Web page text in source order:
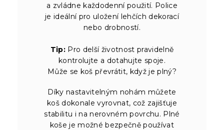
a zvládne každodenní použití. Police
je ideální pro uložení lehčích dekorací
nebo drobností.
Tip: Pro delší životnost pravidelně
kontrolujte a dotahujte spoje.
Může se koš převrátit, když je plný?
Díky nastavitelným nohám můžete
koš dokonale vyrovnat, což zajišťuje
stabilitu i na nerovném povrchu. Plné
koše je možné bezpečně používat